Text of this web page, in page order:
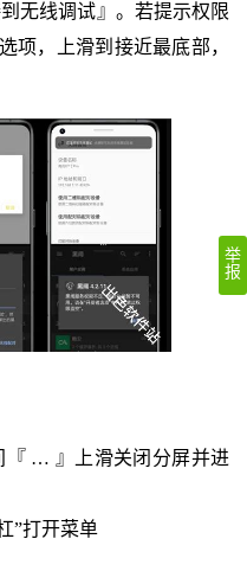
无线调试』。若提示权限
项，上滑到接近最底部，
… 』上滑关闭分屏并进
”打开菜单
举
报